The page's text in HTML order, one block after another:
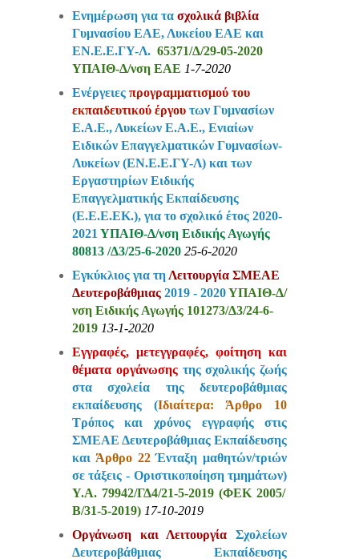
Ενημέρωση για τα σχολικά βιβλία
Γυμνασίου ΕΑΕ, Λυκείου ΕΑΕ και
ΕΝ.Ε.Ε.ΓΥ-Λ. 65371/Δ/29-05-2020
ΥΠΑΙΘ-Δ/νση ΕΑΕ 1-7-2020
Ενέργειες προγραμματισμού του
εκπαιδευτικού έργου των Γυμνασίων
Ε.Α.Ε., Λυκείων Ε.Α.Ε., Ενιαίων
Ειδικών Επαγγελματικών Γυμνασίων-
Λυκείων (ΕΝ.Ε.Ε.ΓΥ-Λ) και των
Εργαστηρίων Ειδικής
Επαγγελματικής Εκπαίδευσης
(Ε.Ε.Ε.ΕΚ.), για το σχολικό έτος 2020-
2021 ΥΠΑΙΘ-Δ/νση Ειδικής Αγωγής
80813 /Δ3/25-6-2020 25-6-2020
Εγκύκλιος για τη Λειτουργία ΣΜΕΑΕ
Δευτεροβάθμιας2019 - 2020ΥΠΑΙΘ-Δ/
νση Ειδικής Αγωγής 101273/Δ3/24-6-
2019 13-1-2020
Εγγραφές, μετεγγραφές, φοίτηση και
θέματα οργάνωσηςτης σχολικής ζωής
στα σχολεία της δευτεροβάθμιας
εκπαίδευσης (Ιδιαίτερα:
Άρθρο 10
Τρόπος και χρόνος εγγραφής στις
ΣΜΕΑΕ Δευτεροβάθμιας Εκπαίδευσης
και Άρθρο 22Ένταξη μαθητών/τριών
σε τάξεις - Οριστικοποίηση τμημάτων)
Υ.Α. 79942/ΓΔ4/21-5-2019 (ΦΕΚ 2005/
Β/31-5-2019) 17-10-2019
Οργάνωση και ΛειτουργίαΣχολείων
Δευτεροβάθμιας Εκπαίδευσης